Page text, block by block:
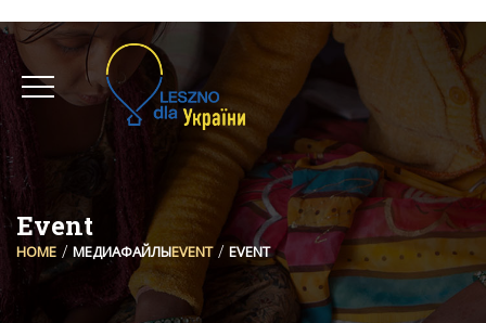
Event
HOME МЕДИАФАЙЛЫEVENT EVENT